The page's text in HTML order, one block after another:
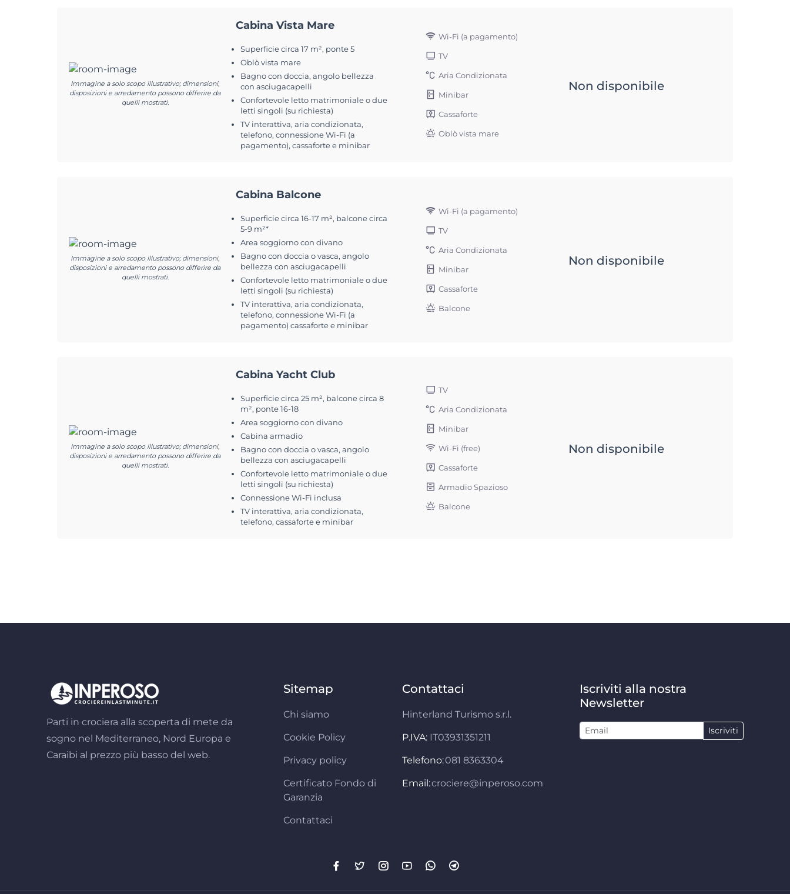
Immagine a solo scopo illustrativo; dimensioni,
disposizioni e arredamento possono differire da
quelli mostrati.
Cabina Vista Mare
Superficie circa 17 m², ponte 5
Oblò vista mare
Bagno con doccia, angolo bellezza
con asciugacapelli
Confortevole letto matrimoniale o due
letti singoli (su richiesta)
TV interattiva, aria condizionata,
telefono, connessione Wi-Fi (a
pagamento), cassaforte e minibar
Wi-Fi (a pagamento)
TV
Aria Condizionata
Minibar
Cassaforte
Oblò vista mare
Non disponibile
Immagine a solo scopo illustrativo; dimensioni,
disposizioni e arredamento possono differire da
quelli mostrati.
Cabina Balcone
Superficie circa 16-17 m², balcone circa
5-9 m²*
Area soggiorno con divano
Bagno con doccia o vasca, angolo
bellezza con asciugacapelli
Confortevole letto matrimoniale o due
letti singoli (su richiesta)
TV interattiva, aria condizionata,
telefono, connessione Wi-Fi (a
pagamento) cassaforte e minibar
Wi-Fi (a pagamento)
TV
Aria Condizionata
Minibar
Cassaforte
Balcone
Non disponibile
Immagine a solo scopo illustrativo; dimensioni,
disposizioni e arredamento possono differire da
quelli mostrati.
Cabina Yacht Club
Superficie circa 25 m², balcone circa 8
m², ponte 16-18
Area soggiorno con divano
Cabina armadio
Bagno con doccia o vasca, angolo
bellezza con asciugacapelli
Confortevole letto matrimoniale o due
letti singoli (su richiesta)
Connessione Wi-Fi inclusa
TV interattiva, aria condizionata,
telefono, cassaforte e minibar
TV
Aria Condizionata
Minibar
Wi-Fi (free)
Cassaforte
Armadio Spazioso
Balcone
Non disponibile
Parti in crociera alla scoperta di mete da
sogno nel Mediterraneo, Nord Europa e
Caraibi al prezzo più basso del web.
Sitemap
Chi siamo
Cookie Policy
Privacy policy
Certificato Fondo di
Garanzia
Contattaci
Contattaci
Hinterland Turismo s.r.l.
P.IVA: IT03931351211
Telefono:081 8363304
Email:crociere@inperoso.com
Iscriviti alla nostra
Newsletter
Iscriviti